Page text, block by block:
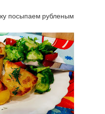
посыпаем рубленым